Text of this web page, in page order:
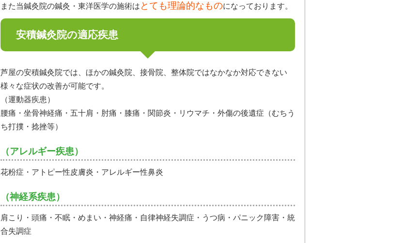
また当鍼灸院の鍼灸・東洋医学の施術は とても理論的なものになっております。
安積鍼灸院の適応疾患
芦屋の安積鍼灸院では、ほかの鍼灸院、接骨院、整体院ではなかなか対応できない
様々な症状の改善が可能です。
（運動器疾患）
腰痛・坐骨神経痛・五十肩・肘痛・膝痛・関節炎・リウマチ・外傷の後遺症（むちう
ち打撲・捻挫等）
（アレルギー疾患）
花粉症・アトピー性皮膚炎・アレルギー性鼻炎
（神経系疾患）
肩こり・頭痛・不眠・めまい・神経痛・自律神経失調症・うつ病・パニック障害・統
合失調症